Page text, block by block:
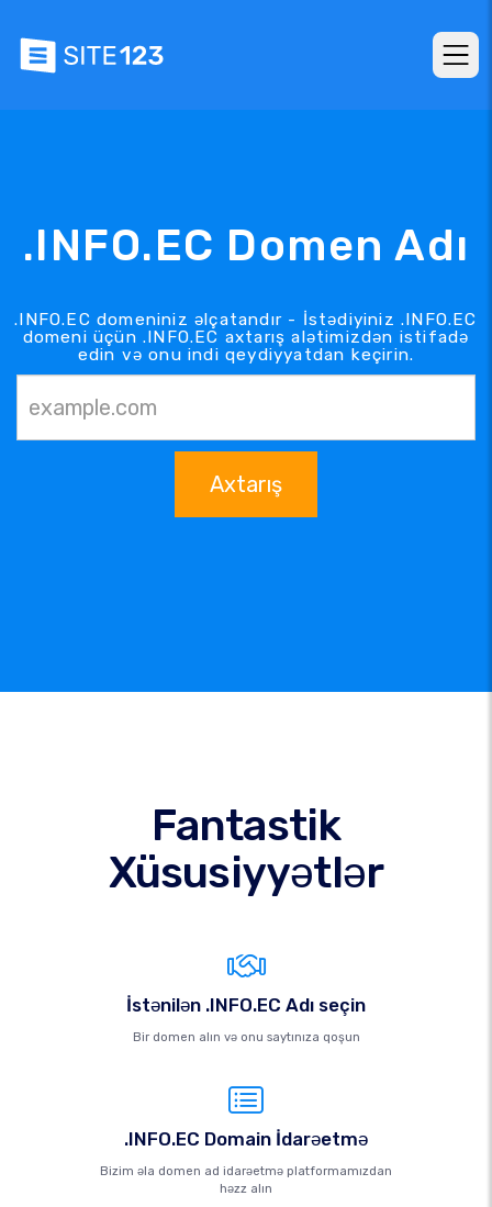
.INFO.EC Domen Adı
.INFO.EC domeniniz əlçatandır - İstədiyiniz .INFO.EC
domeni üçün .INFO.EC axtarış alətimizdən istifadə
edin və onu indi qeydiyyatdan keçirin.
Axtarış
Fantastik
Xüsusiyyətlər
İstənilən .INFO.EC Adı seçin
Bir domen alın və onu saytınıza qoşun
.INFO.EC Domain İdarəetmə
Bizim əla domen ad idarəetmə platformamızdan
həzz alın